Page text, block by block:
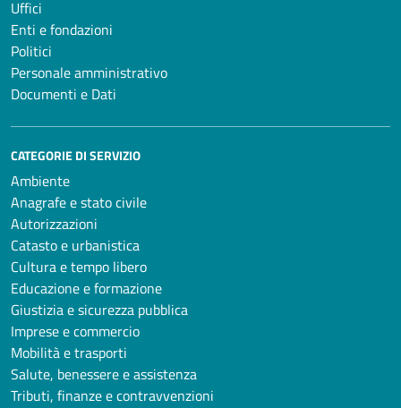
Uffici
Enti e fondazioni
Politici
Personale amministrativo
Documenti e Dati
CATEGORIE DI SERVIZIO
Ambiente
Anagrafe e stato civile
Autorizzazioni
Catasto e urbanistica
Cultura e tempo libero
Educazione e formazione
Giustizia e sicurezza pubblica
Imprese e commercio
Mobilità e trasporti
Salute, benessere e assistenza
Tributi, finanze e contravvenzioni